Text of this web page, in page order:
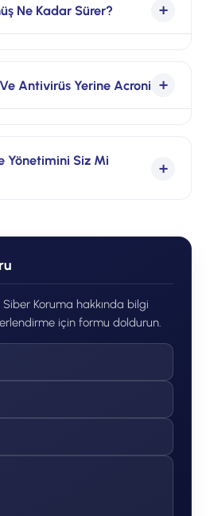
sistemi hem de
fidye yazılımına karşı
Ne Kadar Sürer?
imajı ve bulut felaket
senaryoda kesintiyi
Antivirüs Yerine Acronis?
toplamak hem
hem de “yedek de
Yönetimini Siz Mi
yönetiyoruz.
Koruma hakkında bilgi
için formu doldurun.